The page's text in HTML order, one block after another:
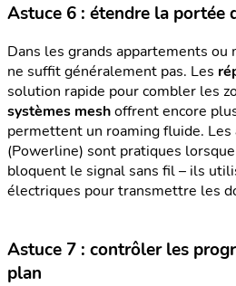
Astuce 6 : étendre la portée
Dans les grands appartements
ne suffit généralement pas. Les
solution rapide pour combler les
systèmes meshoffrent encore
permettent un roaming fluide. Les
(Powerline) sont pratiques
bloquent le signal sans fil – ils
électriques pour transmettre les
Astuce 7 : contrôler les
plan